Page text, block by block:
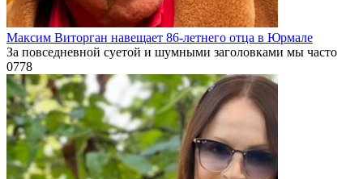
Максим Виторган навещает 86-летнего отца в Юрмале
За повседневной суетой и шумными заголовками мы часто
0778